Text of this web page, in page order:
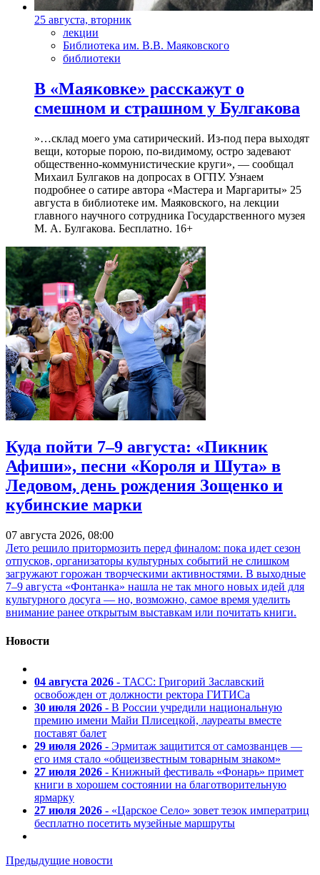
25 августа, вторник
лекции
Библиотека им. В.В. Маяковского
библиотеки
В «Маяковке» расскажут о
смешном и страшном у Булгакова
»…склад моего ума сатирический. Из-под пера выходят
вещи, которые порою, по-видимому, остро задевают
общественно-коммунистические круги», — сообщал
Михаил Булгаков на допросах в ОГПУ. Узнаем
подробнее о сатире автора «Мастера и Маргариты» 25
августа в библиотеке им. Маяковского, на лекции
главного научного сотрудника Государственного музея
М. А. Булгакова. Бесплатно. 16+
Куда пойти 7–9 августа: «Пикник
Афиши», песни «Короля и Шута» в
Ледовом, день рождения Зощенко и
кубинские марки
07 августа 2026, 08:00
Лето решило притормозить перед финалом: пока идет сезон
отпусков, организаторы культурных событий не слишком
загружают горожан творческими активностями. В выходные
7–9 августа «Фонтанка» нашла не так много новых идей для
культурного досуга — но, возможно, самое время уделить
внимание ранее открытым выставкам или почитать книги.
Новости
04 августа 2026 - ТАСС: Григорий Заславский
освобожден от должности ректора ГИТИСа
30 июля 2026 - В России учредили национальную
премию имени Майи Плисецкой, лауреаты вместе
поставят балет
29 июля 2026 - Эрмитаж защитится от самозванцев —
его имя стало «общеизвестным товарным знаком»
27 июля 2026 - Книжный фестиваль «Фонарь» примет
книги в хорошем состоянии на благотворительную
ярмарку
27 июля 2026 - «Царское Село» зовет тезок императриц
бесплатно посетить музейные маршруты
Предыдущие новости